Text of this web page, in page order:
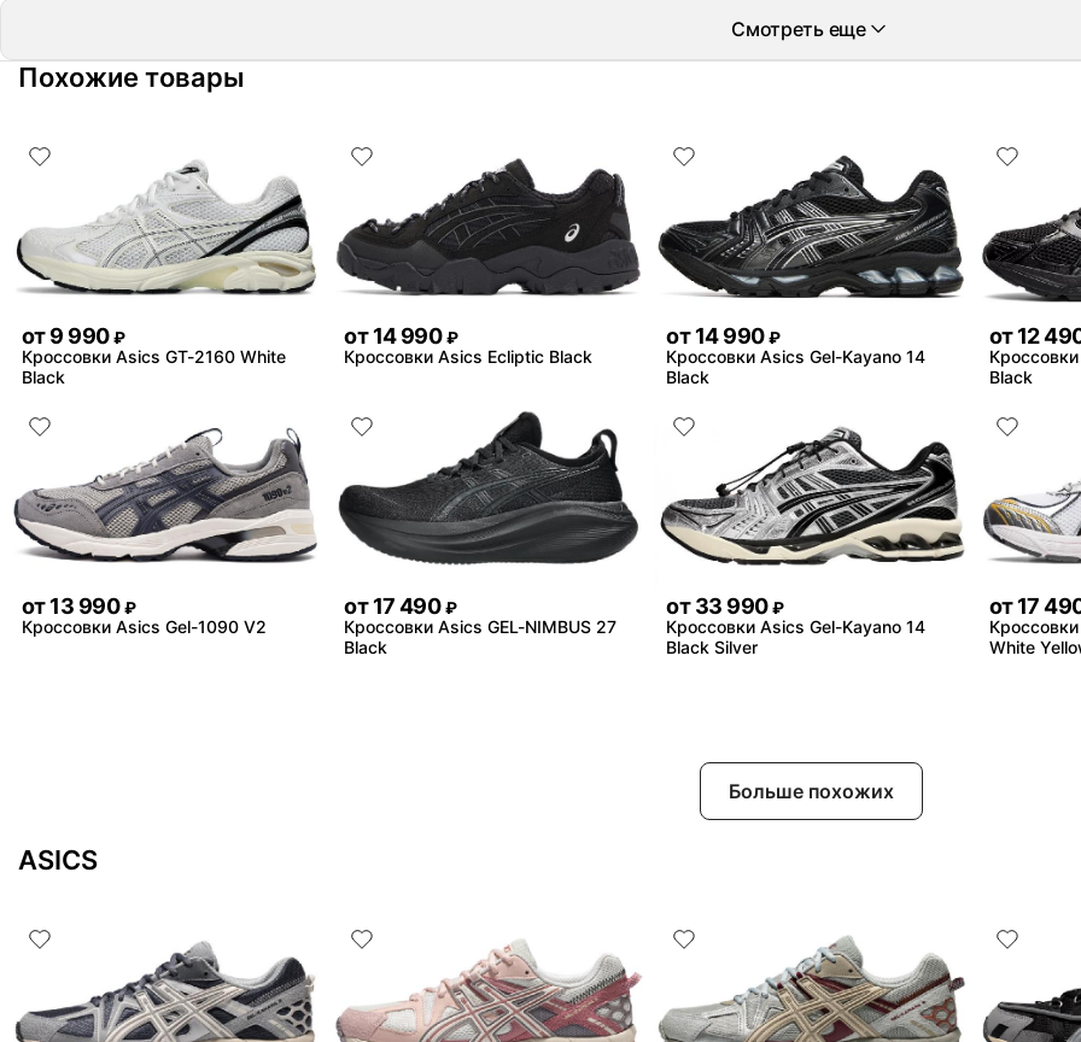
Смотреть еще
Похожие товары
от9 990 ₽
Кроссовки Asics GT-2160 White
Black
от 14 990 ₽
Кроссовки Asics Ecliptic Black
от 14 990 ₽
Кроссовки Asics Gel-Kayano 14
Black
от 12
Black
от13 990 ₽
Кроссовки Asics Gel-1090 V2
от 17 490 ₽
Кроссовки Asics GEL-NIMBUS 27
Black
от 33 990 ₽
Кроссовки Asics Gel-Kayano 14
Black Silver
от 17
White
Больше похожих
ASICS